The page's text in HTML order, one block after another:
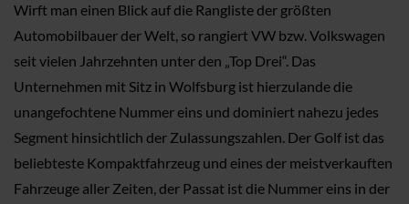
Wirft man einen Blick auf die Rangliste der größten
Automobilbauer der Welt, so rangiert VW bzw. Volkswagen
seit vielen Jahrzehnten unter den „Top Drei“. Das
Unternehmen mit Sitz in Wolfsburg ist hierzulande die
unangefochtene Nummer eins und dominiert nahezu jedes
Segment hinsichtlich der Zulassungszahlen. Der Golf ist das
beliebteste Kompaktfahrzeug und eines der meistverkauften
Fahrzeuge aller Zeiten, der Passat ist die Nummer eins in der